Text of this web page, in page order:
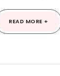
READ MORE +